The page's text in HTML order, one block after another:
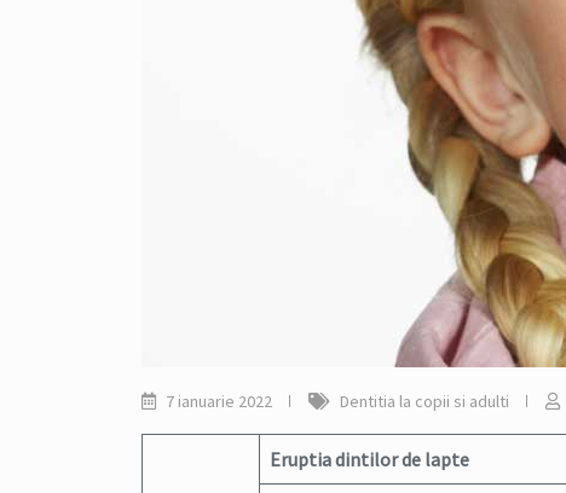
7 ianuarie 2022 Dentitia la copii si adulti
Eruptia dintilor de lapte